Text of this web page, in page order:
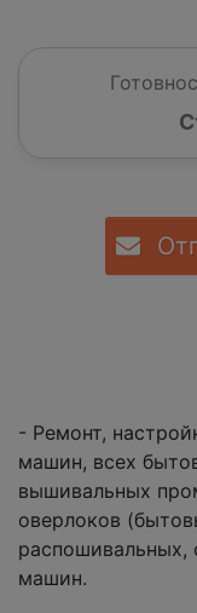
- Ремонт,
машин, всех
вышивальных
оверлоков
машин.